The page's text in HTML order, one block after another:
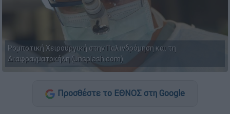
Ρομποτική Χειρουργική στην Παλινδρόμηση και τη
Διαφραγματοκήλη (Unsplash.com)
Προσθέστε το ΕΘΝΟΣ στη Google